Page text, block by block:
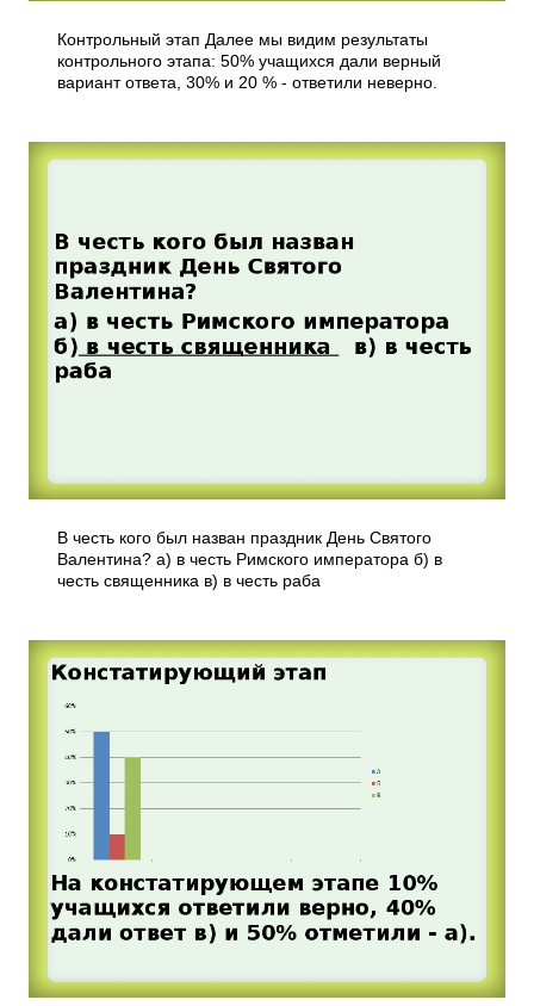
Контрольный этап Далее мы видим результаты
контрольного этапа: 50% учащихся дали верный
вариант ответа, 30% и 20 % - ответили неверно.
В честь кого был назван праздник День Святого
Валентина? а) в честь Римского императора б) в
честь священника в) в честь раба